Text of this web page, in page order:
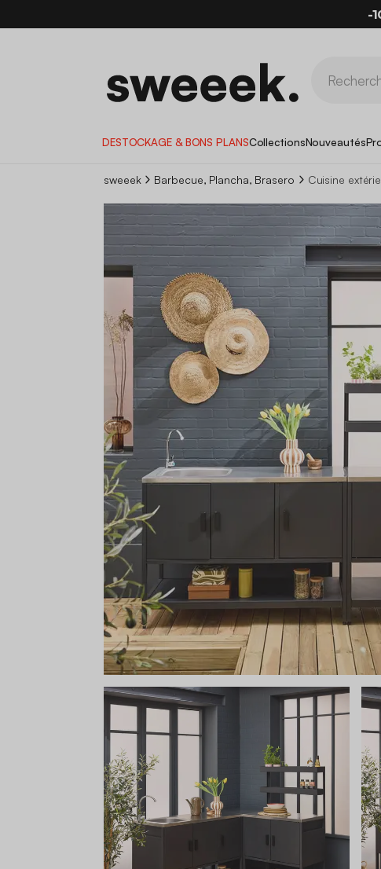
-
DESTOCKAGE & BONS PLANSCollectionsNouveautés
sweeek Barbecue, Plancha, Brasero Cuisine